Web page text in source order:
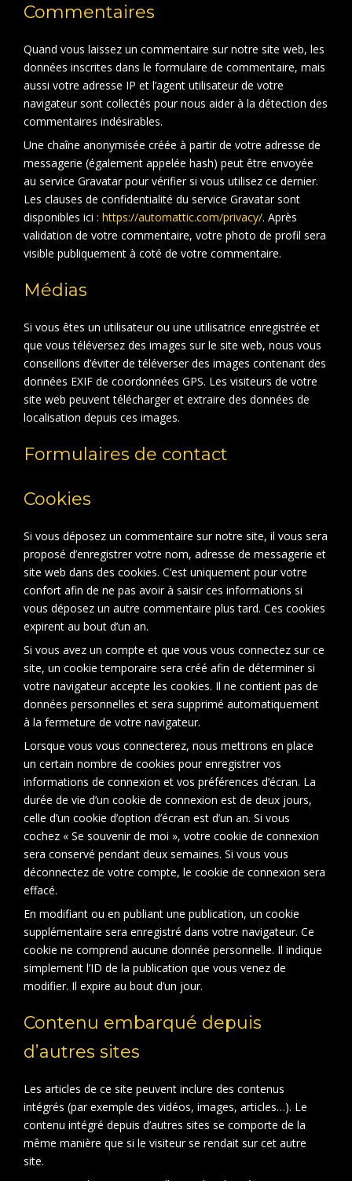
Commentaires
Quand vous laissez un commentaire sur notre site web, les
données inscrites dans le formulaire de commentaire, mais
aussi votre adresse IP et l’agent utilisateur de votre
navigateur sont collectés pour nous aider à la détection des
commentaires indésirables.
Une chaîne anonymisée créée à partir de votre adresse de
messagerie (également appelée hash) peut être envoyée
au service Gravatar pour vérifier si vous utilisez ce dernier.
Les clauses de confidentialité du service Gravatar sont
disponibles ici :https://automattic.com/privacy/. Après
validation de votre commentaire, votre photo de profil sera
visible publiquement à coté de votre commentaire.
Médias
Si vous êtes un utilisateur ou une utilisatrice enregistrée et
que vous téléversez des images sur le site web, nous vous
conseillons d’éviter de téléverser des images contenant des
données EXIF de coordonnées GPS. Les visiteurs de votre
site web peuvent télécharger et extraire des données de
localisation depuis ces images.
Formulaires de contact
Cookies
Si vous déposez un commentaire sur notre site, il vous sera
proposé d’enregistrer votre nom, adresse de messagerie et
site web dans des cookies. C’est uniquement pour votre
confort afin de ne pas avoir à saisir ces informations si
vous déposez un autre commentaire plus tard. Ces cookies
expirent au bout d’un an.
Si vous avez un compte et que vous vous connectez sur ce
site, un cookie temporaire sera créé afin de déterminer si
votre navigateur accepte les cookies. Il ne contient pas de
données personnelles et sera supprimé automatiquement
à la fermeture de votre navigateur.
Lorsque vous vous connecterez, nous mettrons en place
un certain nombre de cookies pour enregistrer vos
informations de connexion et vos préférences d’écran. La
durée de vie d’un cookie de connexion est de deux jours,
celle d’un cookie d’option d’écran est d’un an. Si vous
cochez « Se souvenir de moi », votre cookie de connexion
sera conservé pendant deux semaines. Si vous vous
déconnectez de votre compte, le cookie de connexion sera
effacé.
En modifiant ou en publiant une publication, un cookie
supplémentaire sera enregistré dans votre navigateur. Ce
cookie ne comprend aucune donnée personnelle. Il indique
simplement l’ID de la publication que vous venez de
modifier. Il expire au bout d’un jour.
Contenu embarqué depuis
d’autres sites
Les articles de ce site peuvent inclure des contenus
intégrés (par exemple des vidéos, images, articles…). Le
contenu intégré depuis d’autres sites se comporte de la
même manière que si le visiteur se rendait sur cet autre
site.